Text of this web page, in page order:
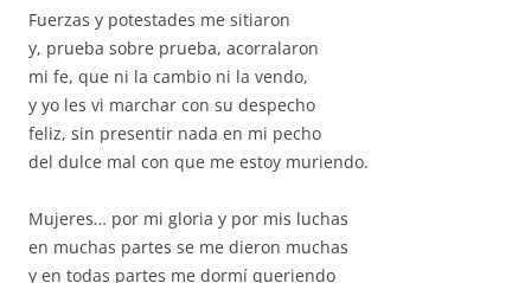
Fuerzas y potestades me sitiaron
y, prueba sobre prueba, acorralaron
mi fe, que ni la cambio ni la vendo,
y yo les vi marchar con su despecho
feliz, sin presentir nada en mi pecho
del dulce mal con que me estoy muriendo.
Mujeres… por mi gloria y por mis luchas
en muchas partes se me dieron muchas
y en todas partes me dormí queriendo